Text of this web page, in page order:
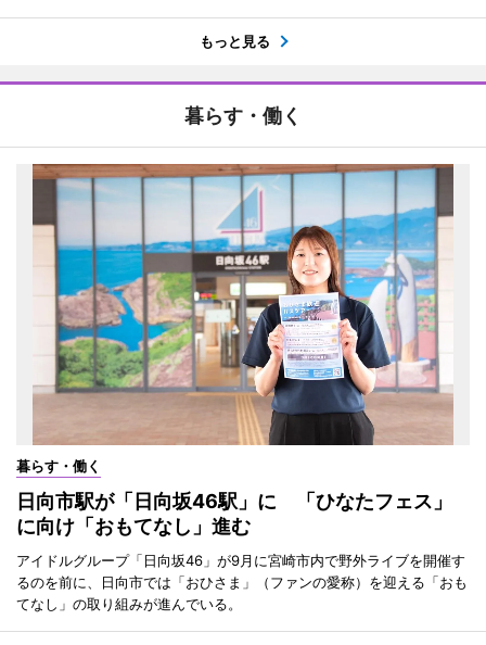
もっと見る
暮らす・働く
暮らす・働く
日向市駅が「日向坂46駅」に 「ひなたフェス」
に向け「おもてなし」進む
アイドルグループ「日向坂46」が9月に宮崎市内で野外ライブを開催す
るのを前に、日向市では「おひさま」（ファンの愛称）を迎える「おも
てなし」の取り組みが進んでいる。